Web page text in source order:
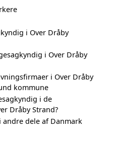
i Over Dråby
i Over Dråby
i Over Dråby
kommune
i de
Dråby Strand?
dele af Danmark